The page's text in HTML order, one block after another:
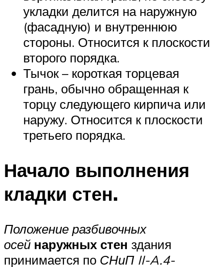
укладки делится на наружную
(фасадную) и внутреннюю
стороны. Относится к плоскости
второго порядка.
Тычок – короткая торцевая
грань, обычно обращенная к
торцу следующего кирпича или
наружу. Относится к плоскости
третьего порядка.
Начало выполнения
кладки стен.
Положение разбивочных
осей наружных стен здания
принимается по СНиП II-A.4-